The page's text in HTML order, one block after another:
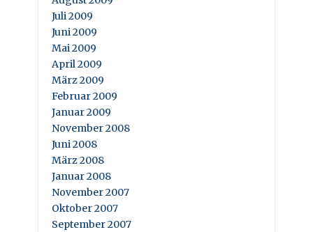
Juli 2009
Juni 2009
Mai 2009
April 2009
März 2009
Februar 2009
Januar 2009
November 2008
Juni 2008
März 2008
Januar 2008
November 2007
Oktober 2007
September 2007